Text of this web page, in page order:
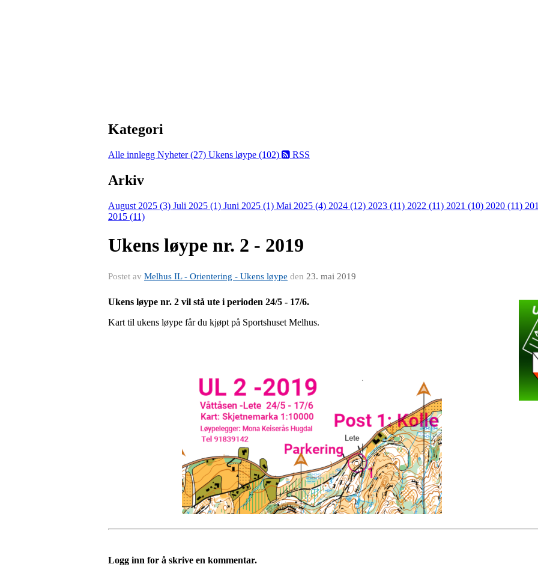
Kategori
Alle innlegg Nyheter (27) Ukens løype (102) RSS
Arkiv
August 2025 (3) Juli 2025 (1) Juni 2025 (1) Mai 2025 (4) 2024 (12) 2023 (11) 2022 (11) 2021 (10) 2020 (11)
2015 (11)
Ukens løype nr. 2 - 2019
Postet av Melhus IL - Orientering - Ukens løype den 23. mai 2019
Ukens løype nr. 2 vil stå ute i perioden 24/5 - 17/6.
Kart til ukens løype får du kjøpt på Sportshuset Melhus.
Logg inn for å skrive en kommentar.